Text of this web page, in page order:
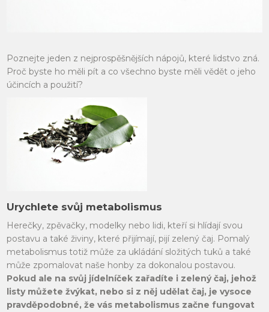
Poznejte jeden z nejprospěšnějších nápojů, které lidstvo zná.
Proč byste ho měli pít a co všechno byste měli vědět o jeho
účincích a použití?
Urychlete svůj metabolismus
Herečky, zpěvačky, modelky nebo lidi, kteří si hlídají svou
postavu a také živiny, které přijímají, pijí zelený čaj. Pomalý
metabolismus totiž může za ukládání složitých tuků a také
může zpomalovat naše honby za dokonalou postavou.
Pokud ale na svůj jídelníček zařadíte i zelený čaj, jehož
listy můžete žvýkat, nebo si z něj udělat čaj, je vysoce
pravděpodobné, že vás metabolismus začne fungovat